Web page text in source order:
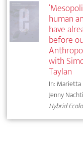
human
have
before
with
Taylan
In: Marietta
Jenny
Hybrid